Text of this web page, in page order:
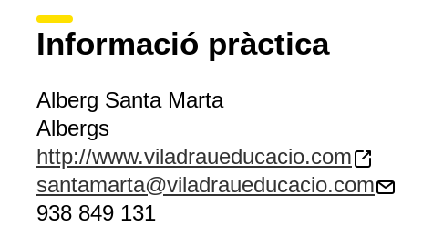
Informació pràctica
Alberg Santa Marta
Albergs
http://www.viladraueducacio.com
santamarta@viladraueducacio.com
938 849 131